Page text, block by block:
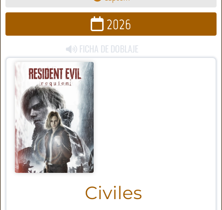
2026
FICHA DE DOBLAJE
Civiles